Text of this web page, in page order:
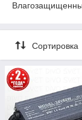
Сортировка